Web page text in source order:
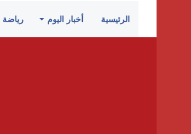
الرئيسية أخبار اليوم رياضة